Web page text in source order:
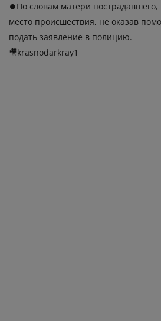
⏺По словам матери пострадавшего,
место происшествия, не оказав
подать заявление в полицию.
🎥krasnodarkray1